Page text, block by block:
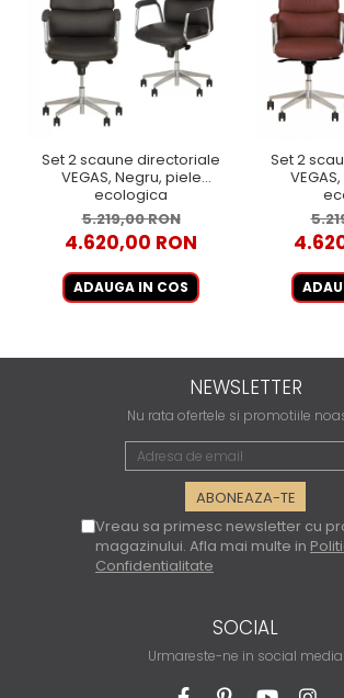
Set 2 scaune directoriale
VEGAS, Negru, piele
ecologica
5.219,00 RON
4.620,00 RON
ADAUGA IN COS
Set 2
NEWSLETTER
Nu rata ofertele si promotiile
Vreau sa primesc newsletter cu
magazinului. Afla mai multe in
Confidentialitate
SOCIAL
Urmareste-ne in social media